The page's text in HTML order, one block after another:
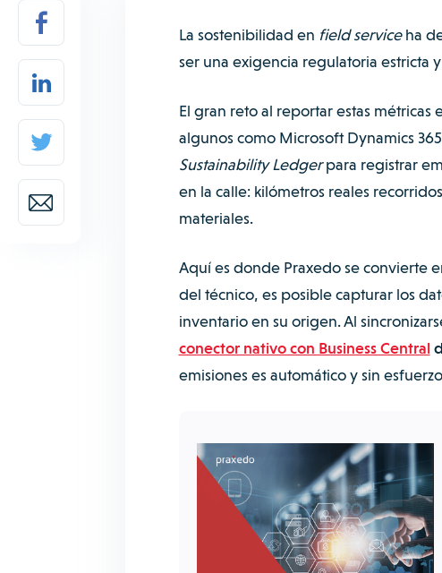
La sostenibilidad en field serviceha
ser una exigencia regulatoria estricta
El gran reto al reportar estas
algunos como Microsoft Dynamics
Sustainability Ledgerpara registrar
en la calle: kilómetros reales
materiales.
Aquí es donde Praxedo se convierte
del técnico, es posible capturar los
inventario en su origen. Al
conector nativo con Business Central
emisiones es automático y sin